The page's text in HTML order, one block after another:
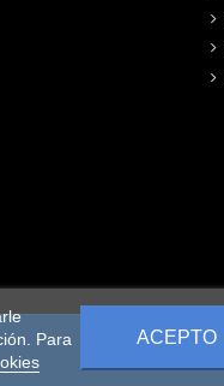
Para
ACEPTO